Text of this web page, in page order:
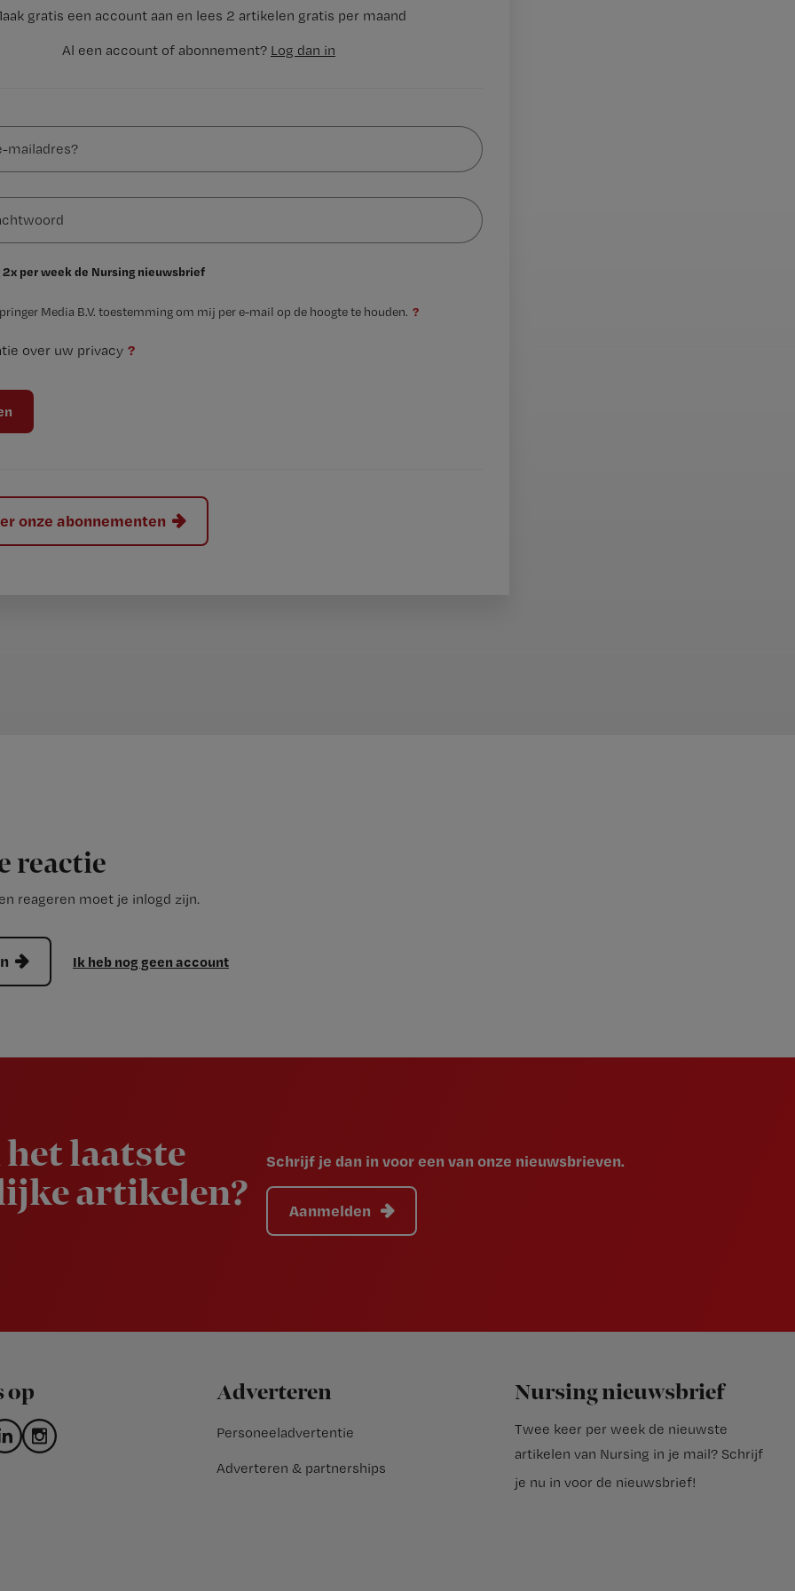
gratis een account aan en lees 2 artikelen gratis per maand
Al een account of abonnement? Log dan in
2x per week de Nursing nieuwsbrief
Media B.V. toestemming om mij per e-mail op de hoogte te houden. ?
over uw privacy ?
onze abonnementen
reactie
reageren moet je inlogd zijn.
Ik heb nog geen account
laatste
artikelen?
Schrijf je dan in voor een van onze nieuwsbrieven.
Aanmelden
op Adverteren
Personeeladvertentie
Adverteren & partnerships
Nursing nieuwsbrief
Twee keer per week de nieuwste
artikelen van Nursing in je mail? Schrijf
je nu in voor de nieuwsbrief!